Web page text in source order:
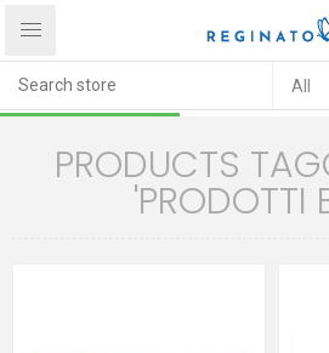
PRODUCTS
'PRODOTTI